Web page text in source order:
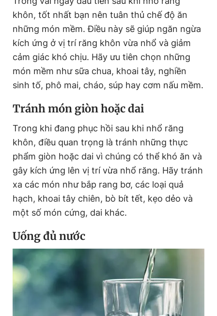
khôn, tốt nhất bạn nên tuân thủ chế độ ăn
những món mềm. Điều này sẽ giúp ngăn ngừa
kích ứng ở vị trí răng khôn vừa nhổ và giảm
cảm giác khó chịu. Hãy ưu tiên chọn những
món mềm như sữa chua, khoai tây, nghiền
sinh tố, phô mai, cháo, súp hay cơm nấu mềm.
Tránh món giòn hoặc dai
Trong khi đang phục hồi sau khi nhổ răng
khôn, điều quan trọng là tránh những thực
phẩm giòn hoặc dai vì chúng có thể khó ăn và
gây kích ứng lên vị trí vừa nhổ răng. Hãy tránh
xa các món như bắp rang bơ, các loại quả
hạch, khoai tây chiên, bò bít tết, kẹo dẻo và
một số món cứng, dai khác.
Uống đủ nước